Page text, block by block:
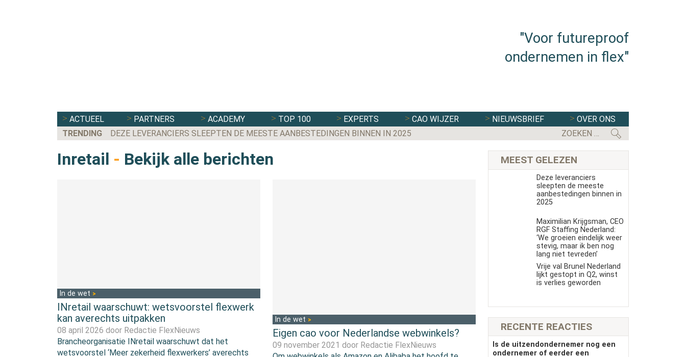
"Voor futureproof
ondernemen in flex"
ACTUEEL PARTNERS ACADEMY TOP 100 EXPERTS CAO WIJZER NIEUWSBRIEF
OVER ONS
TRENDING
DEZE LEVERANCIERS SLEEPTEN DE MEESTE AANBESTEDINGEN BINNEN IN 2025
Inretail - Bekijk alle berichten
In de wet
INretail waarschuwt: wetsvoorstel flexwerk
kan averechts uitpakken
08 april 2026 door Redactie FlexNieuws
Brancheorganisatie INretail waarschuwt dat het
wetsvoorstel ‘Meer zekerheid flexwerkers’ averechts
In de wet
Eigen cao voor Nederlandse webwinkels?
09 november 2021 door Redactie FlexNieuws
MEEST GELEZEN
Deze leveranciers
sleepten de meeste
aanbestedingen binnen in
2025
Maximilian Krijgsman, CEO
RGF Staffing Nederland:
‘We groeien eindelijk weer
stevig, maar ik ben nog
lang niet tevreden’
Vrije val Brunel Nederland
lijkt gestopt in Q2, winst
is verlies geworden
RECENTE REACTIES
Is de uitzendondernemer nog een
ondernemer of eerder een